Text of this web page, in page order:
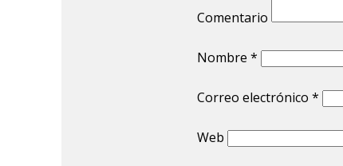
Comentario
Nombre *
Correo electrónico *
Web